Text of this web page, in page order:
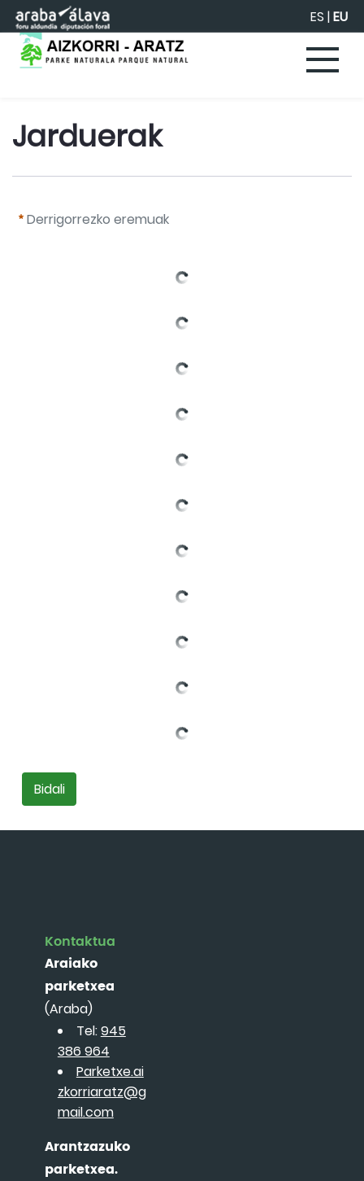
Eduki nagusira joan ES |EU
Jarduerak
Derrigorrezko eremuak
Bidali
Kontaktua
Araiako
parketxea
(Araba)
Tel:945
386 964
Parketxe.ai
zkorriaratz@g
mail.com
Arantzazuko
parketxea.